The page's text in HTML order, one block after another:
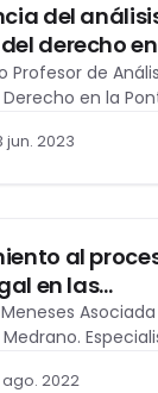
del
derecho
Profesor de
en la
del…
jun. 2023
al
en las
de
Medrano.
ago. 2022